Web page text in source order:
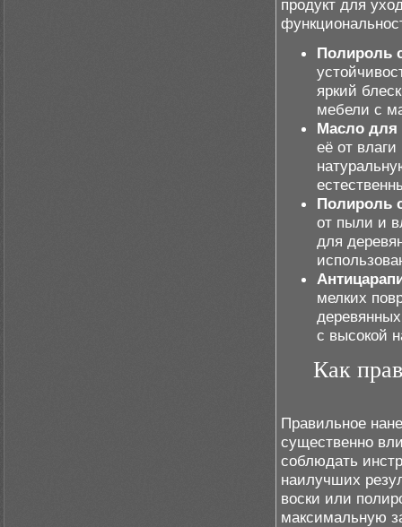
продукт для
Полироль
яркий
мебели с
Масло для
её от
Полироль
от пыли и
для
мелких
с высокой
Как
Правильное
существенно
соблюдать
наилучших
воски или
максимальную